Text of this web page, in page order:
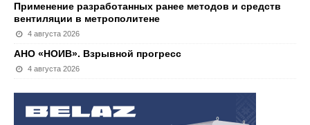
Применение разработанных ранее методов и средств
вентиляции в метрополитене
4 августа 2026
АНО «НОИВ». Взрывной прогресс
4 августа 2026